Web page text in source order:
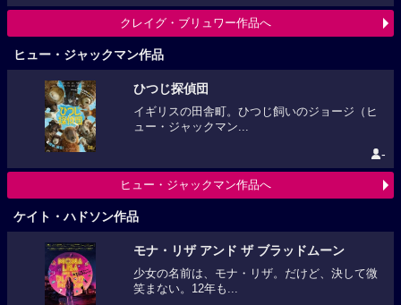
クレイグ・ブリュワー作品へ
ヒュー・ジャックマン作品
ひつじ探偵団
イギリスの田舎町。ひつじ飼いのジョージ（ヒ
ュー・ジャックマン...
-
ヒュー・ジャックマン作品へ
ケイト・ハドソン作品
モナ・リザ アンド ザ ブラッドムーン
少女の名前は、モナ・リザ。だけど、決して微
笑まない。12年も...